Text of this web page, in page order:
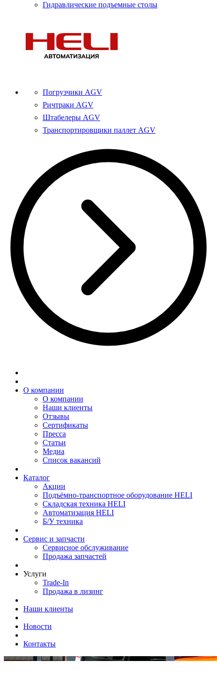
Гидравлические подъемные столы
Погрузчики AGV
Ричтраки AGV
Штабелеры AGV
Транспортировщики паллет AGV
О компании
О компании
Наши клиенты
Отзывы
Сертификаты
Пресса
Статьи
Медиа
Список вакансий
Каталог
Акции
Подъёмно-транспортное оборудование HELI
Складская техника HELI
Автоматизация HELI
Б/У техника
Сервис и запчасти
Сервисное обслуживание
Продажа запчастей
Услуги
Trade-In
Продажа в лизинг
Наши клиенты
Новости
Контакты